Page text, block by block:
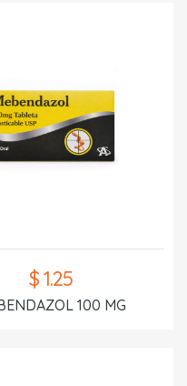
$ 1.25
100 MG